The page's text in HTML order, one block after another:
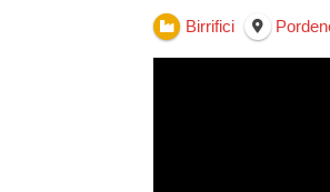
Birrifici